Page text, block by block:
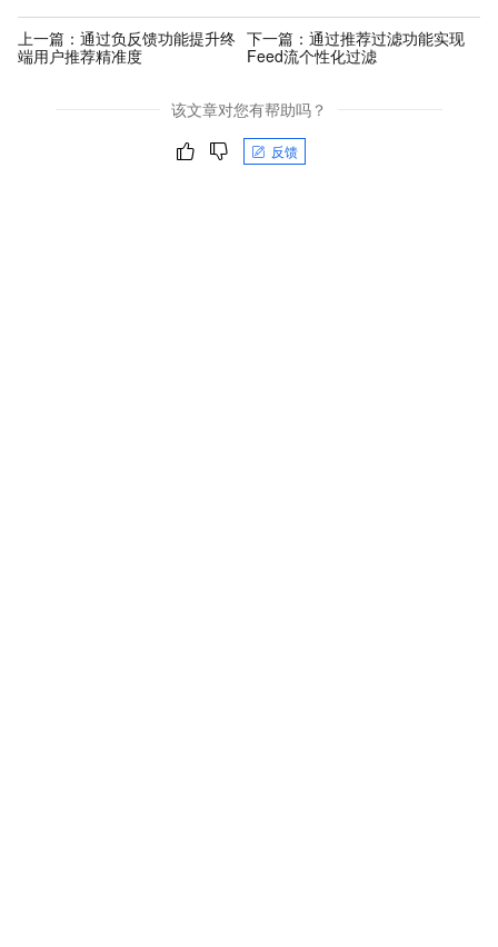
上一篇： 通过负反馈功能提升终
端用户推荐精准度
下一篇：通过推荐过滤功能实现
Feed流个性化过滤
该文章对您有帮助吗？
反馈